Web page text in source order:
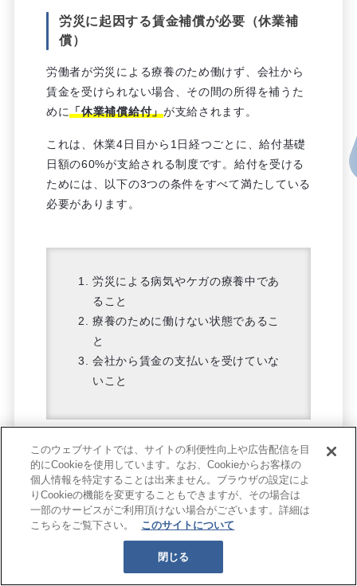
労災に起因する賃金補償が必要（休業補
償）
労働者が労災による療養のため働けず、会社から
賃金を受けられない場合、その間の所得を補うた
めに「休業補償給付」が支給されます。
これは、休業4日目から1日経つごとに、給付基礎
日額の60%が支給される制度です。給付を受ける
ためには、以下の3つの条件をすべて満たしている
必要があります。
労災による病気やケガの療養中であ
ること
療養のために働けない状態であるこ
と
会社から賃金の支払いを受けていな
いこと
なお、休業補償給付は労災保険から支払われます
が、支給額は給与の約60％にとどまります。その
ため、派遣社員から派遣先に対して、残りの40％
分の支払いを求められるケースが発生する場合も
ある点は理解しておきましょう。
このウェブサイトでは、サイトの利便性向上や広告配信を目
的にCookieを使用しています。なお、Cookieからお客様の
個人情報を特定することは出来ません。ブラウザの設定によ
りCookieの機能を変更することもできますが、その場合は
一部のサービスがご利用頂けない場合がございます。詳細は
こちらをご覧下さい。
このサイトについて
閉じる